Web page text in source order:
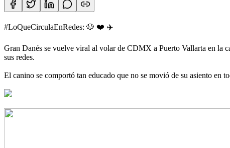
#LoQueCirculaEnRedes: 🐶 ❤️ ✈️
Gran Danés se vuelve viral al volar de CDMX a Puerto Vallarta en la
sus redes.
El canino se comportó tan educado que no se movió de su asiento en